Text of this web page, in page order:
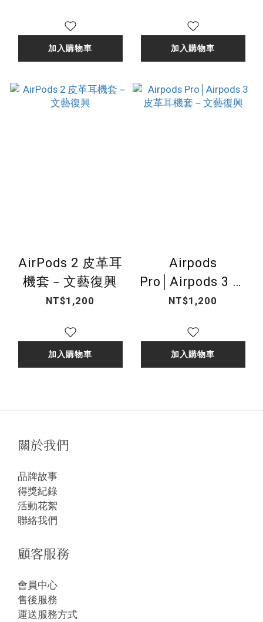
加入購物車 加入購物車
AirPods 2 皮革耳
機套－文藝復興
NT$1,200
加入購物車
Airpods
Pro│Airpods 3 皮
革耳機套－文藝復
NT$1,200
加入購物車
關於我們
品牌故事
得獎紀錄
活動花絮
聯絡我們
顧客服務
會員中心
售後服務
運送服務方式